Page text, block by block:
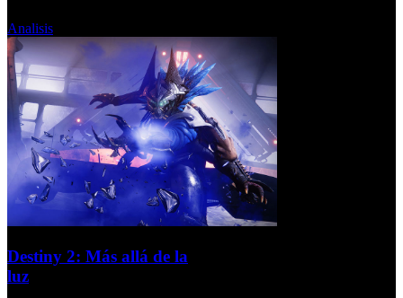
Analisis
Destiny 2: Más allá de la
luz